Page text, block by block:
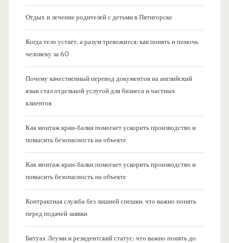
Отдых и лечение родителей с детьми в Пятигорске
Когда тело устаёт, а разум тревожится: как понять и помочь
человеку за 60
Почему качественный перевод документов на английский
язык стал отдельной услугой для бизнеса и частных
клиентов
Как монтаж кран-балки помогает ускорить производство и
повысить безопасность на объекте
Как монтаж кран-балки помогает ускорить производство и
повысить безопасность на объекте
Контрактная служба без лишней спешки: что важно понять
перед подачей заявки
Битуах Леуми и резидентский статус: что важно понять до